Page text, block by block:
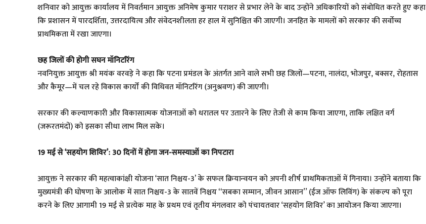
शनिवार को आयुक्त कार्यालय में निवर्तमान आयुक्त अनिमेष कुमार पराशर से प्रभार लेने के बाद उन्होंने अधिकारियों को संबोधित करते हुए कहा
कि प्रशासन में पारदर्शिता, उत्तरदायित्व और संवेदनशीलता हर हाल में सुनिश्चित की जाएगी। जनहित के मामलों को सरकार की सर्वोच्च
प्राथमिकता में रखा जाएगा।
छह जिलों की होगी सघन मॉनिटरिंग
नवनियुक्त आयुक्त श्री मयंक वरवड़े ने कहा कि पटना प्रमंडल के अंतर्गत आने वाले सभी छह जिलों—पटना, नालंदा, भोजपुर, बक्सर, रोहतास
और कैमूर—में चल रहे विकास कार्यों की विधिवत मॉनिटरिंग (अनुश्रवण) की जाएगी।
सरकार की कल्याणकारी और विकासात्मक योजनाओं को धरातल पर उतारने के लिए तेजी से काम किया जाएगा, ताकि लक्षित वर्ग
(जरूरतमंदों) को इसका सीधा लाभ मिल सके।
19 मई से ‘सहयोग शिविर’: 30 दिनों में होगा जन-समस्याओं का निपटारा
आयुक्त ने सरकार की महत्वाकांक्षी योजना ‘सात निश्चय-3’ के सफल क्रियान्वयन को अपनी शीर्ष प्राथमिकताओं में गिनाया। उन्होंने बताया कि
मुख्यमंत्री की घोषणा के आलोक में सात निश्चय-3 के सातवें निश्चय ‘‘सबका सम्मान, जीवन आसान’’ (ईज ऑफ लिविंग) के संकल्प को पूरा
करने के लिए आगामी 19 मई से प्रत्येक माह के प्रथम एवं तृतीय मंगलवार को पंचायतवार ‘सहयोग शिविर’ का आयोजन किया जाएगा।